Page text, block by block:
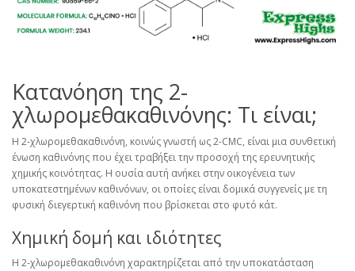
Κατανόηση της 2-
χλωρομεθακαθινόνης: Τι είναι;
Η 2-χλωρομεθακαθινόνη, κοινώς γνωστή ως 2-CMC, είναι μια συνθετική
ένωση καθινόνης που έχει τραβήξει την προσοχή της ερευνητικής
χημικής κοινότητας. Η ουσία αυτή ανήκει στην οικογένεια των
υποκατεστημένων καθινόνων, οι οποίες είναι δομικά συγγενείς με τη
φυσική διεγερτική καθινόνη που βρίσκεται στο φυτό κάτ.
Χημική δομή και ιδιότητες
Η 2-χλωρομεθακαθινόνη χαρακτηρίζεται από την υποκατάσταση